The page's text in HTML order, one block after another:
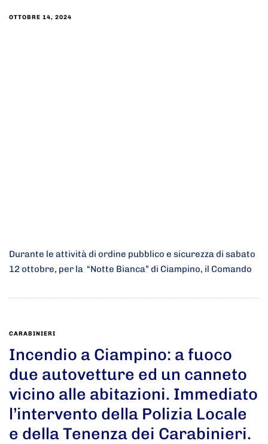
OTTOBRE 14, 2024
Durante le attività di ordine pubblico e sicurezza di sabato
12 ottobre, per la “Notte Bianca” di Ciampino, il Comando
CARABINIERI
Incendio a Ciampino: a fuoco
due autovetture ed un canneto
vicino alle abitazioni. Immediato
l’intervento della Polizia Locale
e della Tenenza dei Carabinieri.